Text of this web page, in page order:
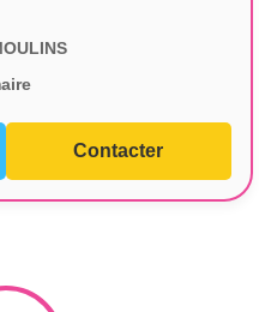
Contacter